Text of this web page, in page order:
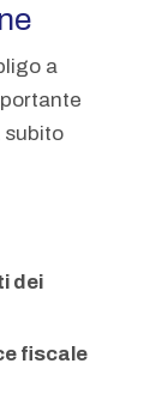
a
subito
dei
fiscale